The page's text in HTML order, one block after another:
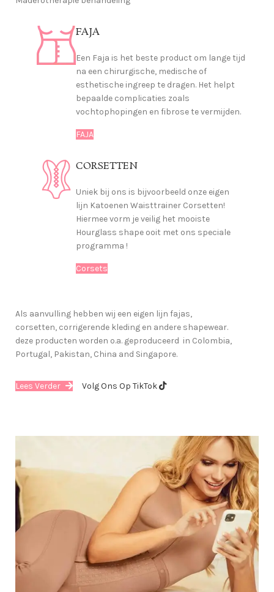
FAJA
Een Faja is het beste product om lange tijd
na een chirurgische, medische of
esthetische ingreep te dragen. Het helpt
bepaalde complicaties zoals
vochtophopingen en fibrose te vermijden.
FAJA
CORSETTEN
Uniek bij ons is bijvoorbeeld onze eigen
lijn Katoenen Waisttrainer Corsetten!
Hiermee vorm je veilig het mooiste
Hourglass shape ooit met ons speciale
programma !
Corsets
Als aanvulling hebben wij een eigen lijn fajas,
corsetten, corrigerende kleding en andere shapewear.
deze producten worden o.a. geproduceerd in Colombia,
Portugal, Pakistan, China and Singapore.
Lees Verder Volg Ons Op TikTok